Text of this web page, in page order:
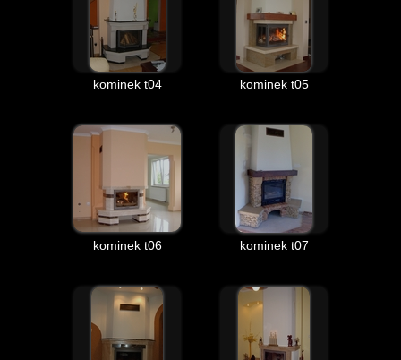
kominek t04 kominek t05
kominek t06 kominek t07